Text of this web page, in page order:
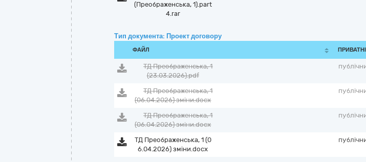
(Преображенська, 1).part
4.rar
Тип документа: Проект договору
ФАЙЛ
ТД Преображенська, 1
(23.03.2026).pdf
ТД Преображенська, 1
(06.04.2026) зміни.docx
ТД Преображенська, 1
(06.04.2026) зміни.docx
ТД Преображенська, 1 (0
6.04.2026) зміни.docx